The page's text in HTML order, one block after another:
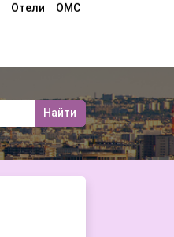
Отели ОМС
Найти